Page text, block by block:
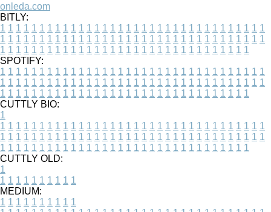
onleda.com
BITLY:
1 1 1 1 1 1 1 1 1 1 1 1 1 1 1 1 1 1 1 1 1 1 1 1 1 1 1 1 1 1 1 1 1 1
1 1 1 1 1 1 1 1 1 1 1 1 1 1 1 1 1 1 1 1 1 1 1 1 1 1 1 1 1 1 1 1 1 1
1 1 1 1 1 1 1 1 1 1 1 1 1 1 1 1 1 1 1 1 1 1 1 1 1 1 1 1 1 1 1 1
SPOTIFY:
1 1 1 1 1 1 1 1 1 1 1 1 1 1 1 1 1 1 1 1 1 1 1 1 1 1 1 1 1 1 1 1 1 1
1 1 1 1 1 1 1 1 1 1 1 1 1 1 1 1 1 1 1 1 1 1 1 1 1 1 1 1 1 1 1 1 1 1
1 1 1 1 1 1 1 1 1 1 1 1 1 1 1 1 1 1 1 1 1 1 1 1 1 1 1 1 1 1 1 1
CUTTLY BIO:
1
1 1 1 1 1 1 1 1 1 1 1 1 1 1 1 1 1 1 1 1 1 1 1 1 1 1 1 1 1 1 1 1 1 1
1 1 1 1 1 1 1 1 1 1 1 1 1 1 1 1 1 1 1 1 1 1 1 1 1 1 1 1 1 1 1 1 1 1
1 1 1 1 1 1 1 1 1 1 1 1 1 1 1 1 1 1 1 1 1 1 1 1 1 1 1 1 1 1 1 1
CUTTLY OLD:
1
1 1 1 1 1 1 1 1 1 1
MEDIUM:
1 1 1 1 1 1 1 1 1 1